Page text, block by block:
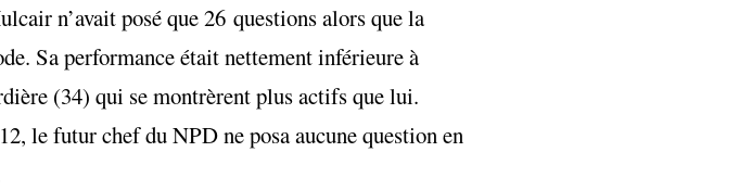
n’avait posé que 26 questions alors que la
Sa performance était nettement inférieure à
(34) qui se montrèrent plus actifs que lui.
le futur chef du NPD ne posa aucune question en